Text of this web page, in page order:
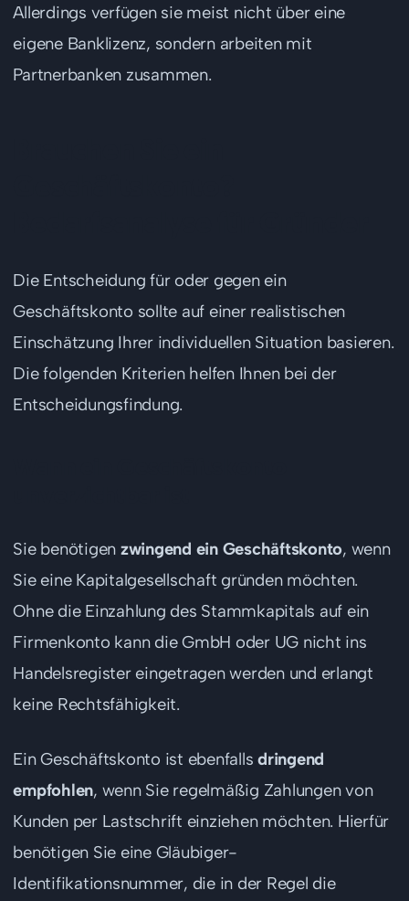
Allerdings verfügen sie meist nicht über eine
eigene Banklizenz, sondern arbeiten mit
Partnerbanken zusammen.
Die Entscheidung für oder gegen ein
Geschäftskonto sollte auf einer realistischen
Einschätzung Ihrer individuellen Situation basieren.
Die folgenden Kriterien helfen Ihnen bei der
Entscheidungsfindung.
Sie benötigen zwingend ein Geschäftskonto, wenn
Sie eine Kapitalgesellschaft gründen möchten.
Ohne die Einzahlung des Stammkapitals auf ein
Firmenkonto kann die GmbH oder UG nicht ins
Handelsregister eingetragen werden und erlangt
keine Rechtsfähigkeit.
Ein Geschäftskonto ist ebenfallsdringend
empfohlen, wenn Sie regelmäßig Zahlungen von
Kunden per Lastschrift einziehen möchten. Hierfür
benötigen Sie eine Gläubiger-
Identifikationsnummer, die in der Regel die